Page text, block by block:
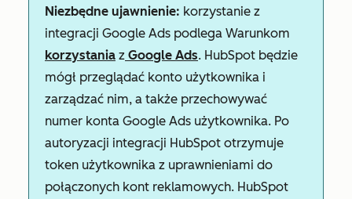
Niezbędne ujawnienie: korzystanie z
integracji Google Ads podlega Warunkom
korzystania z Google Ads. HubSpot będzie
mógł przeglądać konto użytkownika i
zarządzać nim, a także przechowywać
numer konta Google Ads użytkownika. Po
autoryzacji integracji HubSpot otrzymuje
token użytkownika z uprawnieniami do
połączonych kont reklamowych. HubSpot